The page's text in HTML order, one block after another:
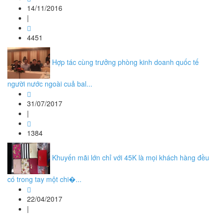
14/11/2016
|
4451
Hợp tác cùng trưởng phòng kinh doanh quốc tế
người nước ngoài cuả bal...
31/07/2017
|
1384
Khuyến mãi lớn chỉ với 45K là mọi khách hàng đều
có trong tay một chi�...
22/04/2017
|